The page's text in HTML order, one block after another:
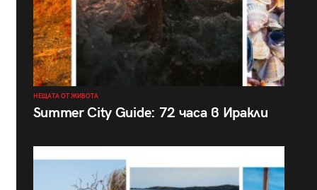
НЕЩАТА ОТ ЖИВОТА
Summer City Guide: 72 часа в Иракли